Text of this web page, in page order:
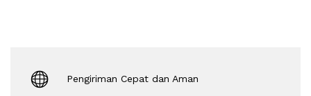
Pengiriman Cepat dan Aman